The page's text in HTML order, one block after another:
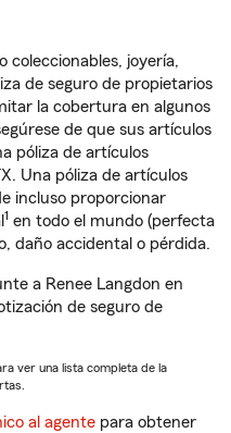
coleccionables, joyería,
de seguro de propietarios
la cobertura en algunos
de que sus artículos
póliza de artículos
Una póliza de artículos
incluso proporcionar
1 en todo el mundo (perfecta
daño accidental o pérdida.
a Renee Langdon en
de seguro de
ver una lista completa de la
al agente para obtener